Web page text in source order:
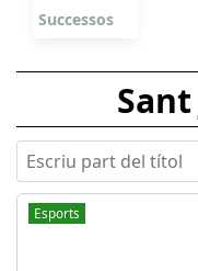
Successos
Escriu part del títol
Esports